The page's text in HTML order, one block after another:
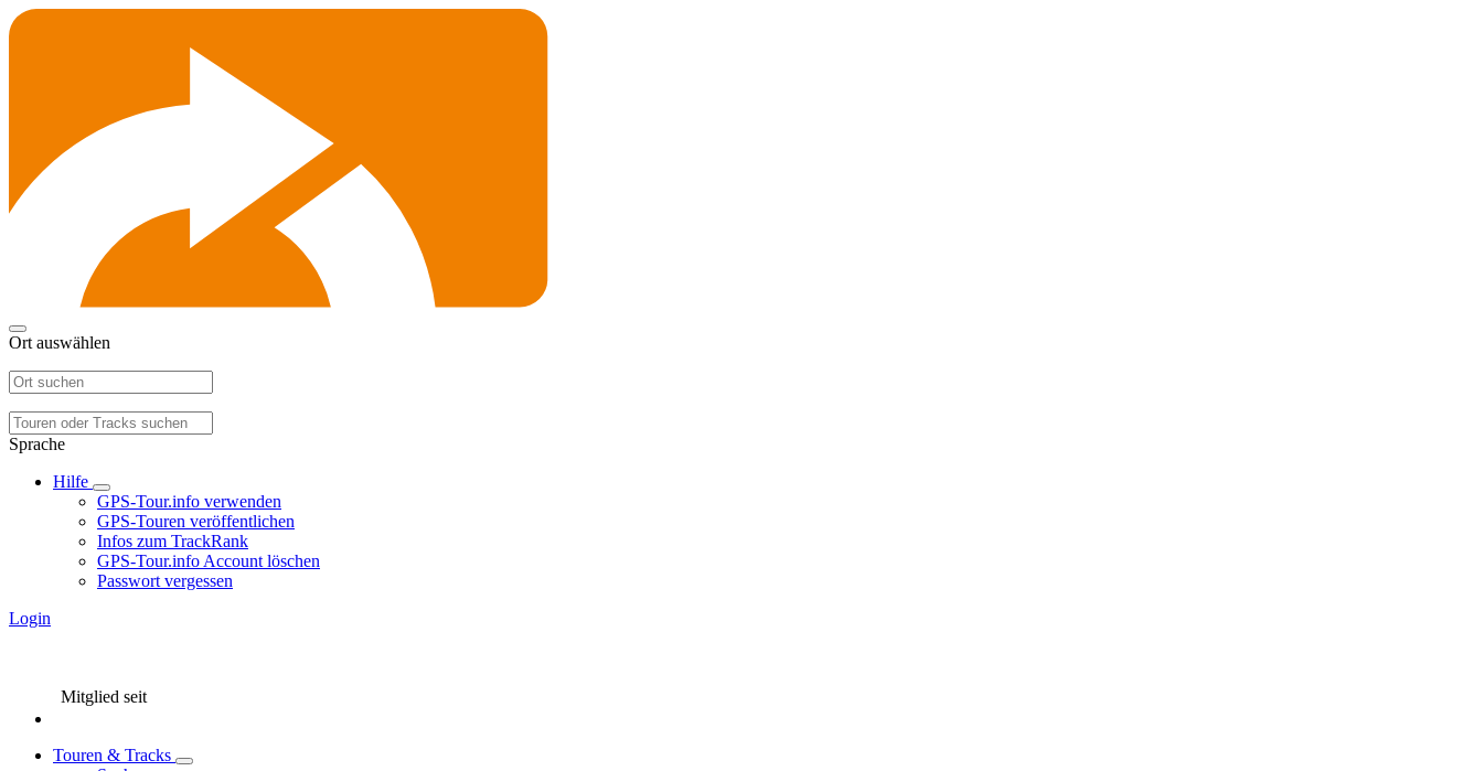
Ort auswählen
Sprache
Hilfe
GPS-Tour.info verwenden
GPS-Touren veröffentlichen
Infos zum TrackRank
GPS-Tour.info Account löschen
Passwort vergessen
Login
Mitglied seit
Touren & Tracks